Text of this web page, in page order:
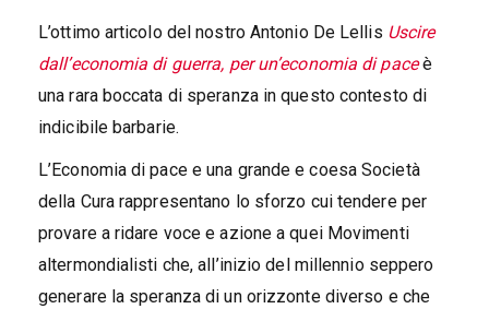
L’ottimo articolo del nostro Antonio De Lellis Uscire
dall’economia di guerra, per un’economia di paceè
una rara boccata di speranza in questo contesto di
indicibile barbarie.
L’Economia di pace e una grande e coesa Società
della Cura rappresentano lo sforzo cui tendere per
provare a ridare voce e azione a quei Movimenti
altermondialisti che, all’inizio del millennio seppero
generare la speranza di un orizzonte diverso e che